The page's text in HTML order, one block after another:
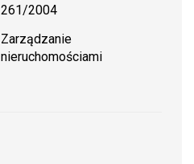
261/2004
Zarządzanie
nieruchomościami